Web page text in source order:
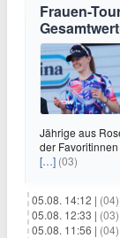
Frauen-
Jährige aus
der
[…] (03)
05.08. 14:12 | (04)
05.08. 12:33 | (03)
05.08. 11:56 | (04)